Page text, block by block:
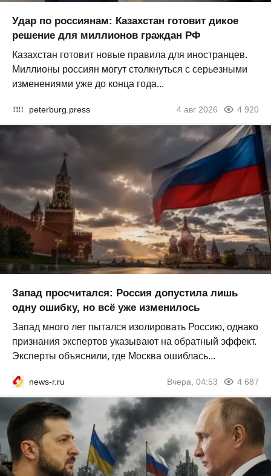
Удар по россиянам: Казахстан готовит дикое
решение для миллионов граждан РФ
Казахстан готовит новые правила для иностранцев.
Миллионы россиян могут столкнуться с серьезными
изменениями уже до конца года...
peterburg.press 4 авг 2026 4 920
Запад просчитался: Россия допустила лишь
одну ошибку, но всё уже изменилось
Запад много лет пытался изолировать Россию, однако
признания экспертов указывают на обратный эффект.
Эксперты объяснили, где Москва ошиблась...
news-r.ru Вчера, 04:53 4 687